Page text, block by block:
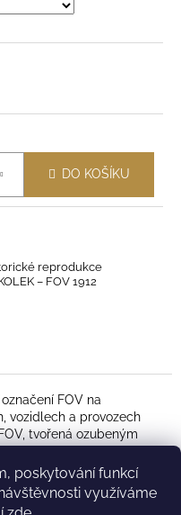
poskytování funkcí
využíváme
DO KOŠÍKU
reprodukce
– FOV 1912
FOV na
vozidlech a provozech
tvořená ozubeným
Vysočany, byla
Odkolek a spol. Patřila k
se napříč
a reklamních